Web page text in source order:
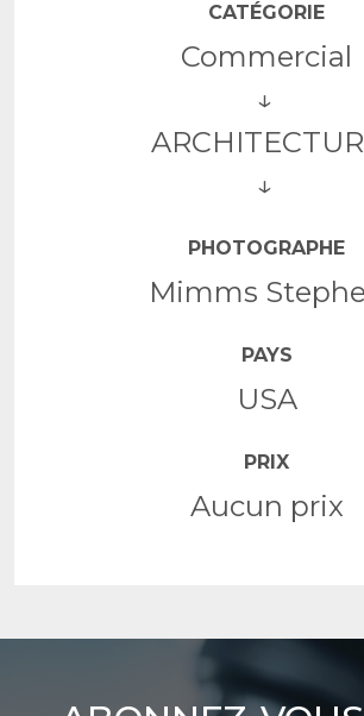
CATÉGORIE
Commercial
PHOTOGRAPHE
Mimms
PAYS
USA
PRIX
Aucun prix
Abonnez-